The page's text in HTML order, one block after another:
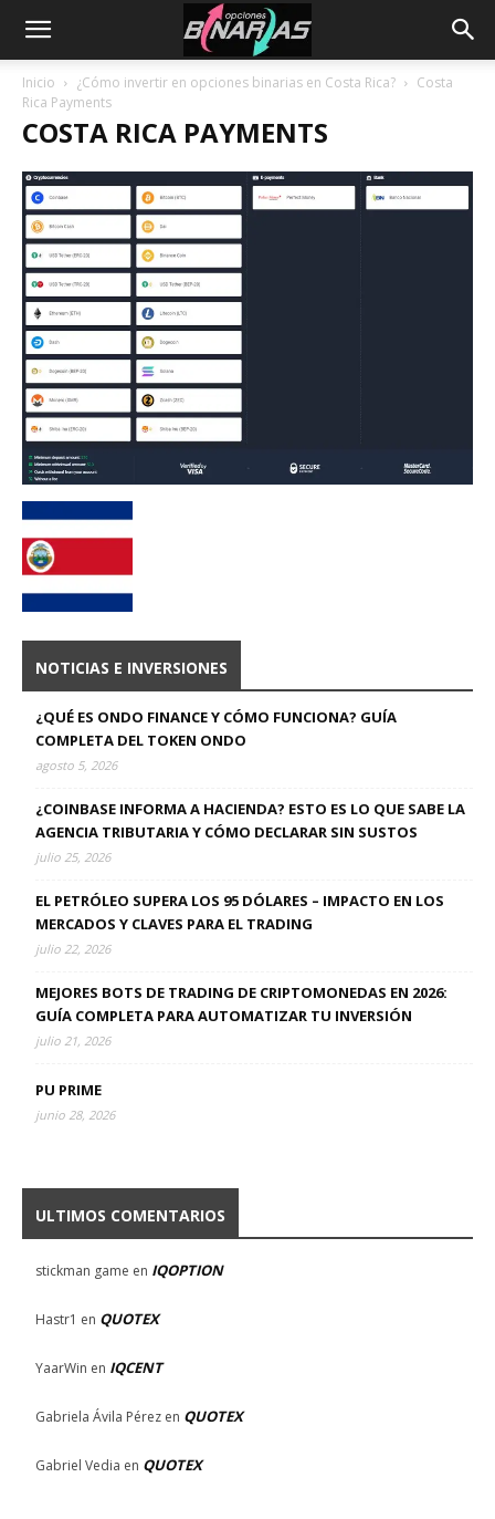
Inicio ¿Cómo invertir en opciones binarias en Costa Rica?
Costa
Rica Payments
COSTA RICA PAYMENTS
NOTICIAS E INVERSIONES
¿QUÉ ES ONDO FINANCE Y CÓMO FUNCIONA? GUÍA
COMPLETA DEL TOKEN ONDO
agosto 5, 2026
¿COINBASE INFORMA A HACIENDA? ESTO ES LO QUE SABE LA
AGENCIA TRIBUTARIA Y CÓMO DECLARAR SIN SUSTOS
julio 25, 2026
EL PETRÓLEO SUPERA LOS 95 DÓLARES – IMPACTO EN LOS
MERCADOS Y CLAVES PARA EL TRADING
julio 22, 2026
MEJORES BOTS DE TRADING DE CRIPTOMONEDAS EN 2026:
GUÍA COMPLETA PARA AUTOMATIZAR TU INVERSIÓN
julio 21, 2026
PU PRIME
junio 28, 2026
ULTIMOS COMENTARIOS
stickman game en IQOPTION
Hastr1 en QUOTEX
YaarWin en IQCENT
Gabriela Ávila Pérez en QUOTEX
Gabriel Vedia en QUOTEX